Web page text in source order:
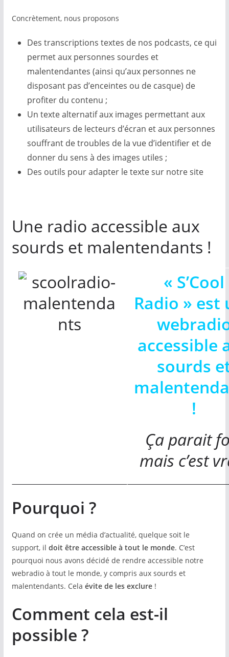
Concrètement, nous proposons
Des transcriptions textes de nos podcasts, ce qui
permet aux personnes sourdes et
malentendantes (ainsi qu’aux personnes ne
disposant pas d’enceintes ou de casque) de
profiter du contenu ;
Un texte alternatif aux images permettant aux
utilisateurs de lecteurs d’écran et aux personnes
souffrant de troubles de la vue d’identifier et de
donner du sens à des images utiles ;
Des outils pour adapter le texte sur notre site
Une radio accessible aux
sourds et malentendants !
« S’Cool
Radio » est
accessible
sourds
!
Ça parait
mais c’est
Pourquoi ?
Quand on crée un média d’actualité, quelque soit le
support, il doit être accessible à tout le monde. C’est
pourquoi nous avons décidé de rendre accessible notre
webradio à tout le monde, y compris aux sourds et
malentendants. Cela évite de les exclure!
Comment cela est-il
possible ?